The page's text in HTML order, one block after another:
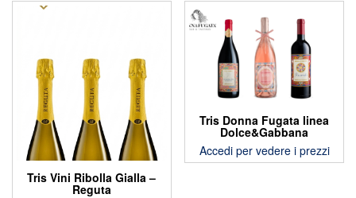
Tris Vini Ribolla Gialla –
Reguta
Tris Donna Fugata linea
Dolce&Gabbana
Accedi per vedere i prezzi